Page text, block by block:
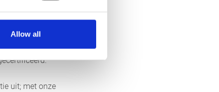
Allow all
en verlengt
door u
kunnen
uit; met onze